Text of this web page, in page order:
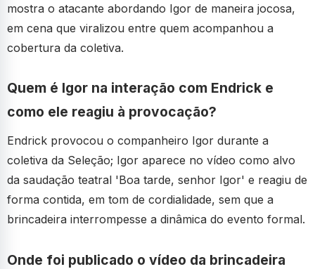
mostra o atacante abordando Igor de maneira jocosa,
em cena que viralizou entre quem acompanhou a
cobertura da coletiva.
Quem é Igor na interação com Endrick e
como ele reagiu à provocação?
Endrick provocou o companheiro Igor durante a
coletiva da Seleção; Igor aparece no vídeo como alvo
da saudação teatral 'Boa tarde, senhor Igor' e reagiu de
forma contida, em tom de cordialidade, sem que a
brincadeira interrompesse a dinâmica do evento formal.
Onde foi publicado o vídeo da brincadeira